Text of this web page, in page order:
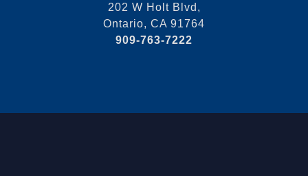
202 W Holt Blvd,
Ontario, CA 91764
909-763-7222